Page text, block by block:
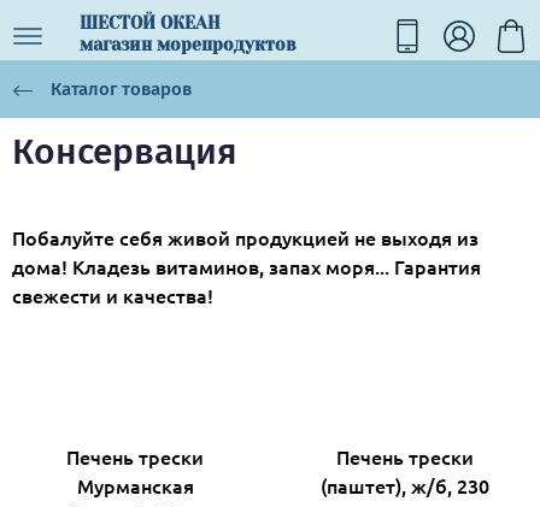
ШЕСТОЙ ОКЕАН
магазин морепродуктов
Каталог товаров
Консервация
Побалуйте себя живой продукцией не выходя из
дома! Кладезь витаминов, запах моря... Гарантия
свежести и качества!
Печень трески
Мурманская
Печень трески
(паштет), ж/б, 230